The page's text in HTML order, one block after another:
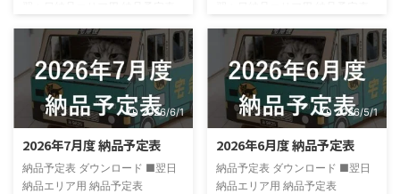
2026/6/1
2026年7月度 納品予定表
納品予定表 ダウンロード ■翌日
納品エリア用 納品予定表
2026/5/1
2026年6月度 納品予定表
納品予定表 ダウンロード ■翌日
納品エリア用 納品予定表